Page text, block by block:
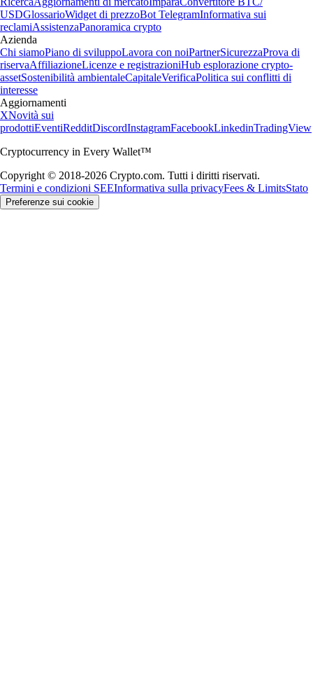
USDGlossarioWidget di prezzoBot TelegramInformativa sui
reclamiAssistenzaPanoramica crypto
Azienda
Chi siamoPiano di sviluppoLavora con noiPartnerSicurezzaProva di
riservaAffiliazioneLicenze e registrazioniHub esplorazione crypto-
assetSostenibilità ambientaleCapitaleVerificaPolitica sui conflitti di
interesse
Aggiornamenti
XNovità sui
prodottiEventiRedditDiscordInstagramFacebookLinkedinTradingView
Cryptocurrency in Every Wallet™
Copyright © 2018-2026 Crypto.com. Tutti i diritti riservati.
Termini e condizioni SEEInformativa sulla privacyFees & LimitsStato
Preferenze sui cookie